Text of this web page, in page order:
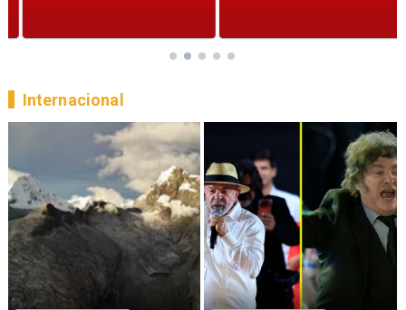
Internacional